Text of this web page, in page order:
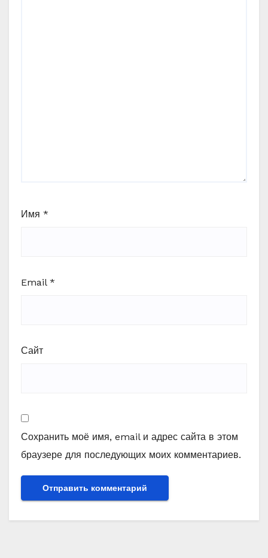
Имя *
Email *
Сайт
Сохранить моё имя, email и адрес сайта в этом
браузере для последующих моих комментариев.